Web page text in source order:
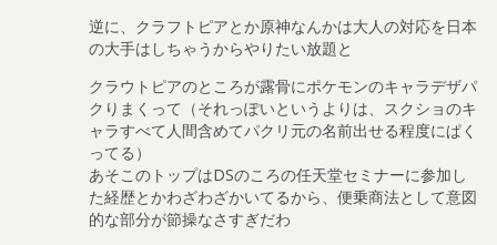
逆に、クラフトピアとか原神なんかは大人の対応を日本
の大手はしちゃうからやりたい放題と
クラウトピアのところが露骨にポケモンのキャラデザパ
クりまくって（それっぽいというよりは、スクショのキ
ャラすべて人間含めてパクリ元の名前出せる程度にぱく
ってる）
あそこのトップはDSのころの任天堂セミナーに参加し
た経歴とかわざわざかいてるから、便乗商法として意図
的な部分が節操なさすぎだわ